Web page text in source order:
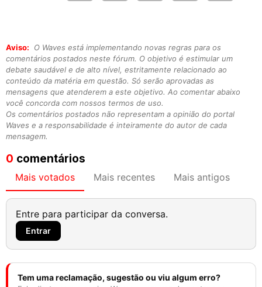
Aviso:
O Waves está implementando novas regras para os
comentários postados neste fórum. O objetivo é estimular um
debate saudável e de alto nível, estritamente relacionado ao
conteúdo da matéria em questão. Só serão aprovadas as
mensagens que atenderem a este objetivo. Ao comentar abaixo
você concorda com nossos termos de uso.
Os comentários postados não representam a opinião do portal
Waves e a responsabilidade é inteiramente do autor de cada
mensagem.
0 comentários
Mais votados Mais recentes Mais antigos
Entre para participar da conversa.
Entrar
Tem uma reclamação, sugestão ou viu algum erro?